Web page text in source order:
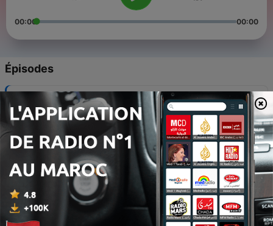
00:00 00:00
Épisodes
Mistrzostwa świata 1974 i 1978 - Dariusz
Szpakowski o słynnym meczu na wodzie
11 mai 2026
5 - Mistrzostwa świata 2018 i 2022 - Michał
Kołodziejczyk o Mundialu w Rosji i Katarze
01 juin 2026
4 - Mistrzostwa świata 2002 i 2006 - Engel i Żewłakow
o przyczynach porażek
25 mai 2026